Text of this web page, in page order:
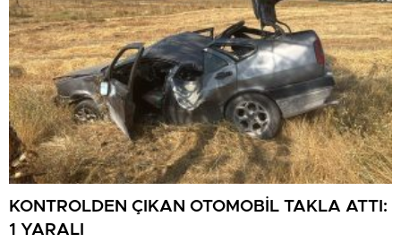
KONTROLDEN ÇIKAN OTOMOBİL TAKLA ATTI:
1 YARALI